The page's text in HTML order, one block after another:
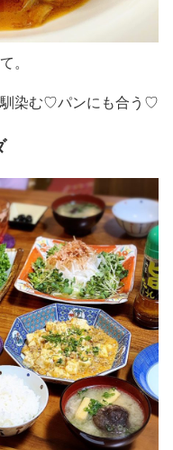
。
馴染む♡パンにも合う♡